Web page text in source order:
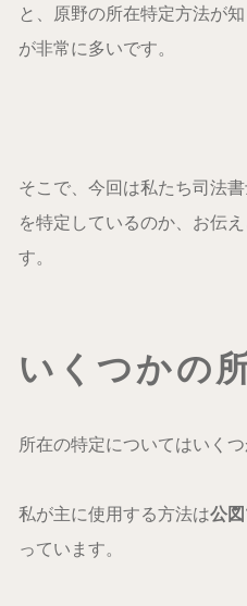
と、原野の所在特定方法が
が非常に多いです。
そこで、今回は私たち司法
を特定しているのか、お伝
す。
いくつかの
所在の特定についてはいくつ
私が主に使用する方法は公
っています。